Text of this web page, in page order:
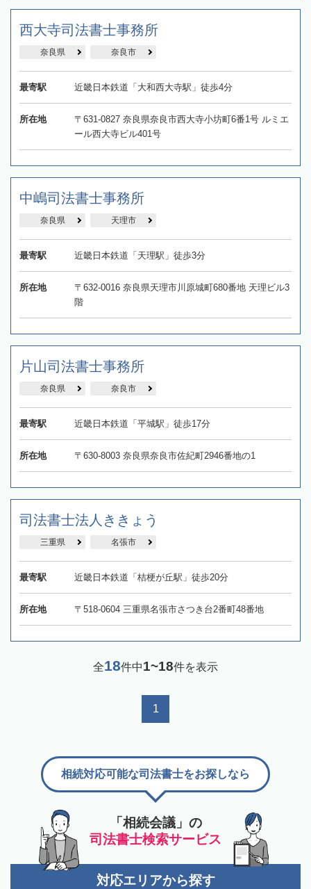
西大寺司法書士事務所
奈良県 奈良市
最寄駅 近畿日本鉄道「大和西大寺駅」徒歩4分
所在地
〒631-0827 奈良県奈良市西大寺小坊町6番1号 ルミエ
ール西大寺ビル401号
中嶋司法書士事務所
奈良県 天理市
最寄駅 近畿日本鉄道「天理駅」徒歩3分
所在地
〒632-0016 奈良県天理市川原城町680番地 天理ビル3
階
片山司法書士事務所
奈良県 奈良市
最寄駅 近畿日本鉄道「平城駅」徒歩17分
所在地 〒630-8003 奈良県奈良市佐紀町2946番地の1
司法書士法人ききょう
三重県 名張市
最寄駅 近畿日本鉄道「桔梗が丘駅」徒歩20分
所在地 〒518-0604 三重県名張市さつき台2番町48番地
全18件中1~18件を表示
1
「相続会議」の
司法書士検索サービス
相続対応可能な司法書士をお探しなら
対応エリアから探す